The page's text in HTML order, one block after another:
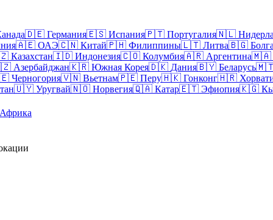
🇩🇪 Германия🇪🇸 Испания🇵🇹 Португалия🇳🇱
🇦🇪 ОАЭ🇨🇳 Китай🇵🇭 Филиппины🇱🇹 Литва🇧🇬
Казахстан🇮🇩 Индонезия🇨🇴 Колумбия🇦🇷 Аргентина🇲🇦
Азербайджан🇰🇷 Южная Корея🇩🇰 Дания🇧🇾 Беларусь
Черногория🇻🇳 Вьетнам🇵🇪 Перу🇭🇰 Гонконг🇭🇷
🇺🇾 Уругвай🇳🇴 Норвегия🇶🇦 Катар🇪🇹 Эфиопия🇰🇬
Африка